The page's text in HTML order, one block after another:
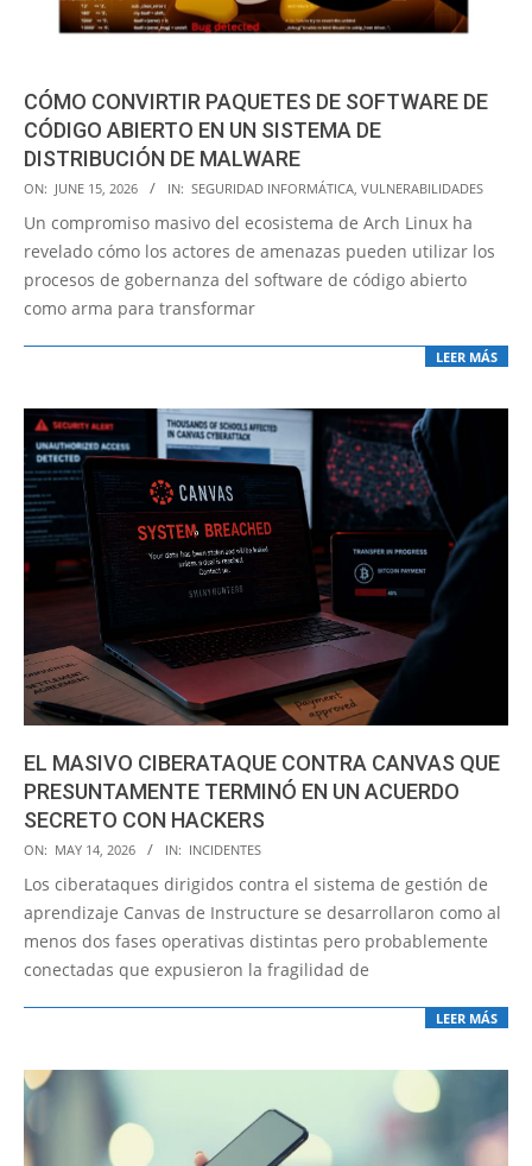
CÓMO CONVIRTIR PAQUETES DE SOFTWARE DE
CÓDIGO ABIERTO EN UN SISTEMA DE
DISTRIBUCIÓN DE MALWARE
2026-
06-
ON: JUNE 15, 2026 IN: SEGURIDAD INFORMÁTICA VULNERABILIDADES
Un compromiso masivo del ecosistema de Arch Linux ha
revelado cómo los actores de amenazas pueden utilizar los
procesos de gobernanza del software de código abierto
como arma para transformar
LEER MÁS
EL MASIVO CIBERATAQUE CONTRA CANVAS QUE
PRESUNTAMENTE TERMINÓ EN UN ACUERDO
SECRETO CON HACKERS
2026-
05-
ON: MAY 14, 2026 IN: INCIDENTES
Los ciberataques dirigidos contra el sistema de gestión de
aprendizaje Canvas de Instructure se desarrollaron como al
menos dos fases operativas distintas pero probablemente
conectadas que expusieron la fragilidad de
LEER MÁS